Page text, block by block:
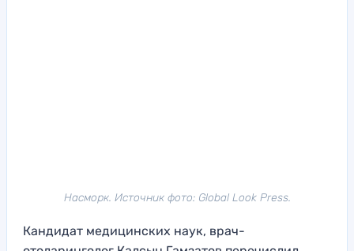
Насморк. Источник фото: Global Look Press.
Кандидат медицинских наук, врач-